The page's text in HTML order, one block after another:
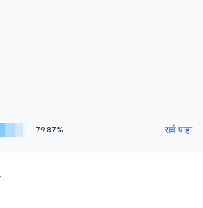
79.87% सर्व पाहा